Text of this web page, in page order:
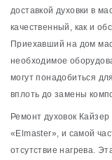
доставкой духовки в
качественный, как и
Приехавший на дом
необходимое
могут понадобиться
вплоть до замены
Ремонт духовок
«Elmaster», и самой
отсутствие нагрева.